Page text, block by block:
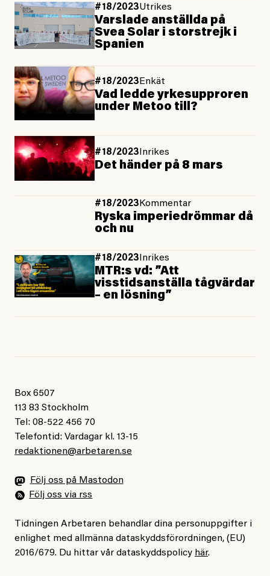
#18/2023Utrikes
Varslade anställda på
Svea Solar i storstrejk i
Spanien
#18/2023 Enkät
Vad ledde yrkes­upproren
under Metoo till?
#18/2023Inrikes
Det händer på 8 mars
#18/2023Kommentar
Ryska imperie­drömmar då
och nu
#18/2023Inrikes
MTR:s vd: ”Att
visstidsanställa tågvärdar
– en lösning”
Box 6507
113 83 Stockholm
Tel: 08-522 456 70
Telefontid: Vardagar kl. 13-15
redaktionen@arbetaren.se
Följ oss på Mastodon
Följ oss via rss
Tidningen Arbetaren behandlar dina personuppgifter i
enlighet med allmänna dataskyddsförordningen, (EU)
2016/679. Du hittar vår dataskyddspolicy här.